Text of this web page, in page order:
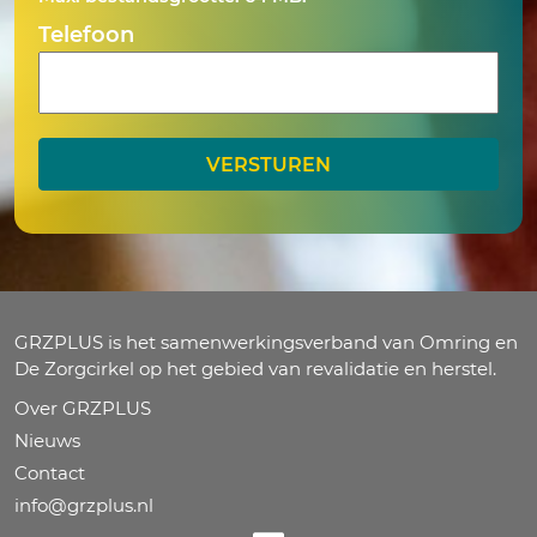
JJJJ
Telefoon
GRZPLUS is het samenwerkingsverband van Omring en
De Zorgcirkel op het gebied van revalidatie en herstel.
Over GRZPLUS
Nieuws
Contact
info@grzplus.nl